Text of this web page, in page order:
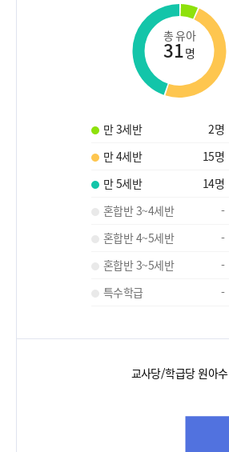
총 유아
31명
만 3세반 2명
만 4세반
15명
만 5세반
14명
혼합반 3~4세반
-
혼합반 4~5세반
-
혼합반 3~5세반
-
특수학급
-
교사당/학급당 원아수